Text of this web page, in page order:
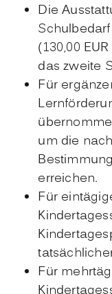
Die
(130,00
das zweite
Für
um die
erreichen.
Für
Für